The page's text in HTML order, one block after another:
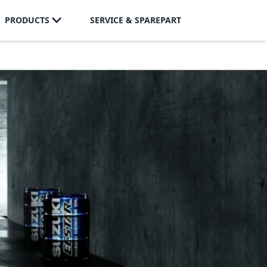
PRODUCTS SERVICE & SPAREPART